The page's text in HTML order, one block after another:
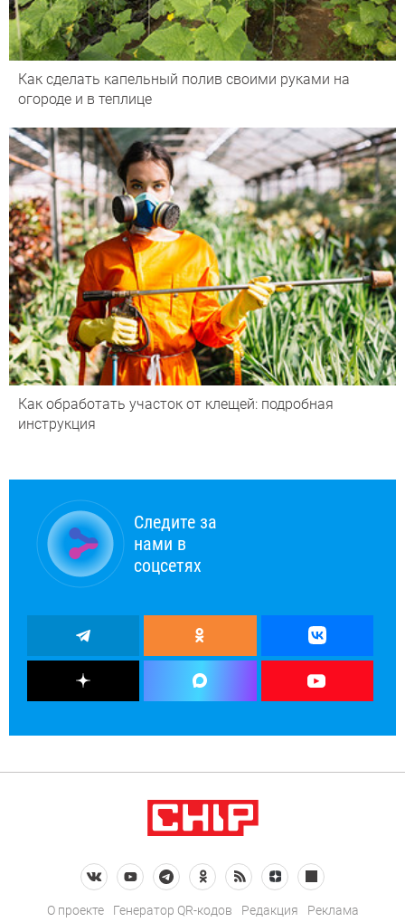
Как сделать капельный полив своими руками на
огороде и в теплице
Как обработать участок от клещей: подробная
инструкция
Следите за
нами в
соцсетях
О проекте Генератор QR-кодов Редакция Реклама